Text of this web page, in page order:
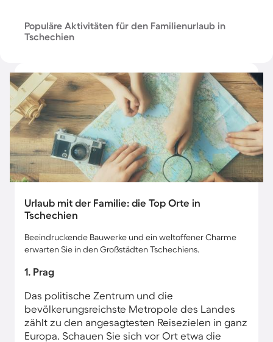
Populäre Aktivitäten für den Familienurlaub in
Tschechien
Urlaub mit der Familie: die Top Orte in
Tschechien
Beeindruckende Bauwerke und ein weltoffener Charme
erwarten Sie in den Großstädten Tschechiens.
1. Prag
Das politische Zentrum und die
bevölkerungsreichste Metropole des Landes
zählt zu den angesagtesten Reisezielen in ganz
Europa. Schauen Sie sich vor Ort etwa die